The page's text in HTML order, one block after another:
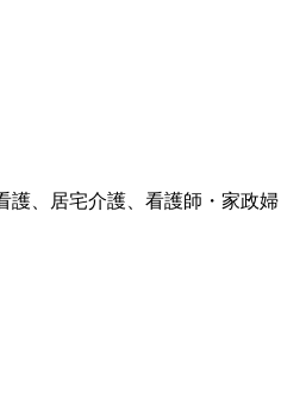
護、居宅介護、看護師・家政婦